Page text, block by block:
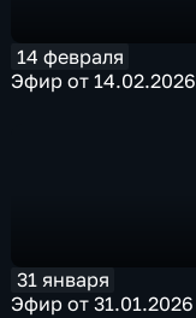
14 февраля
Эфир от 14.02.2026
31 января
Эфир от 31.01.2026